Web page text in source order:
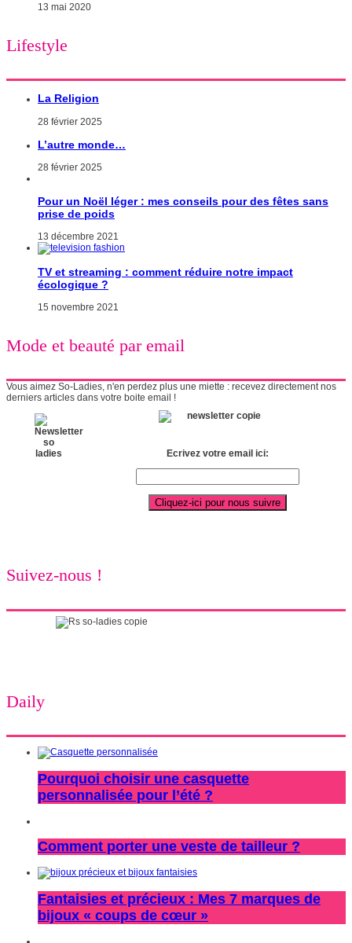
13 mai 2020
Lifestyle
La Religion
28 février 2025
L’autre monde…
28 février 2025
Pour un Noël léger : mes conseils pour des fêtes sans
prise de poids
13 décembre 2021
TV et streaming : comment réduire notre impact
écologique ?
15 novembre 2021
Mode et beauté par email
Vous aimez So-Ladies, n'en perdez plus une miette : recevez directement nos
derniers articles dans votre boite email !
Ecrivez votre email ici:
Suivez-nous !
Daily
Pourquoi choisir une casquette
personnalisée pour l’été ?
Comment porter une veste de tailleur ?
Fantaisies et précieux : Mes 7 marques de
bijoux « coups de cœur »